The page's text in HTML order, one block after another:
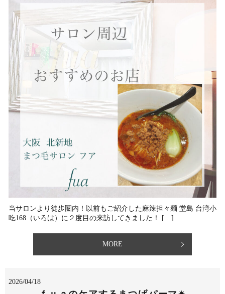
当サロンより徒歩圏内！⁡以前もご紹介した麻辣担々麺 堂島 台湾小
吃168（いろは）に２度目の来訪してきました！ […]
MORE
2026/04/18